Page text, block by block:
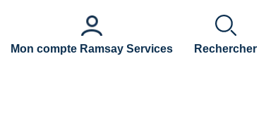
Mon compte Ramsay Services Rechercher